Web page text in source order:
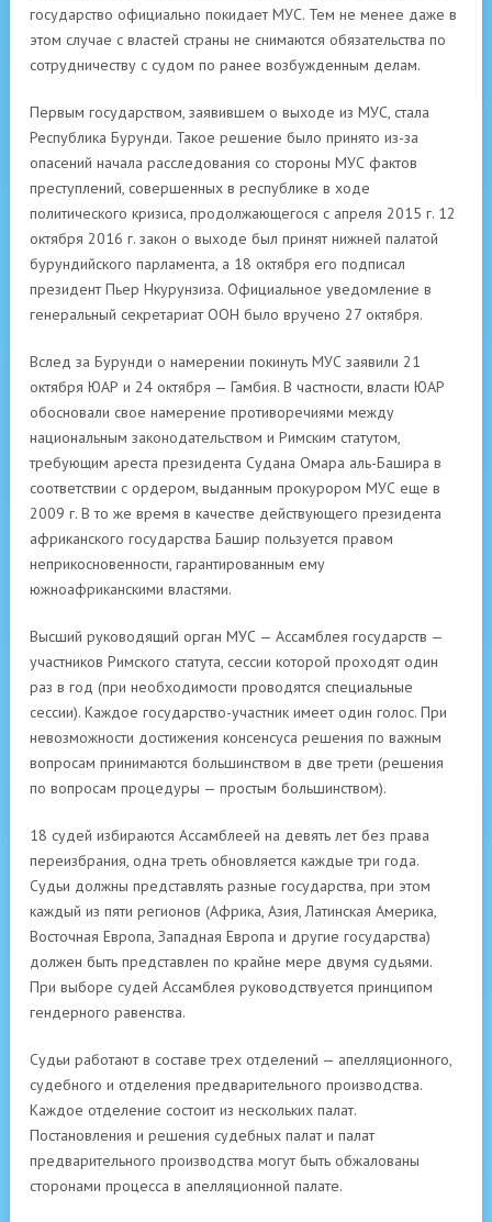
государство официально покидает МУС. Тем не менее даже в
этом случае с властей страны не снимаются обязательства по
сотрудничеству с судом по ранее возбужденным делам.
Первым государством, заявившем о выходе из МУС, стала
Республика Бурунди. Такое решение было принято из-за
опасений начала расследования со стороны МУС фактов
преступлений, совершенных в республике в ходе
политического кризиса, продолжающегося с апреля 2015 г. 12
октября 2016 г. закон о выходе был принят нижней палатой
бурундийского парламента, а 18 октября его подписал
президент Пьер Нкурунзиза. Официальное уведомление в
генеральный секретариат ООН было вручено 27 октября.
Вслед за Бурунди о намерении покинуть МУС заявили 21
октября ЮАР и 24 октября — Гамбия. В частности, власти ЮАР
обосновали свое намерение противоречиями между
национальным законодательством и Римским статутом,
требующим ареста президента Судана Омара аль-Башира в
соответствии с ордером, выданным прокурором МУС еще в
2009 г. В то же время в качестве действующего президента
африканского государства Башир пользуется правом
неприкосновенности, гарантированным ему
южноафриканскими властями.
Высший руководящий орган МУС — Ассамблея государств —
участников Римского статута, сессии которой проходят один
раз в год (при необходимости проводятся специальные
сессии). Каждое государство-участник имеет один голос. При
невозможности достижения консенсуса решения по важным
вопросам принимаются большинством в две трети (решения
по вопросам процедуры — простым большинством).
18 судей избираются Ассамблеей на девять лет без права
переизбрания, одна треть обновляется каждые три года.
Судьи должны представлять разные государства, при этом
каждый из пяти регионов (Африка, Азия, Латинская Америка,
Восточная Европа, Западная Европа и другие государства)
должен быть представлен по крайне мере двумя судьями.
При выборе судей Ассамблея руководствуется принципом
гендерного равенства.
Судьи работают в составе трех отделений — апелляционного,
судебного и отделения предварительного производства.
Каждое отделение состоит из нескольких палат.
Постановления и решения судебных палат и палат
предварительного производства могут быть обжалованы
сторонами процесса в апелляционной палате.